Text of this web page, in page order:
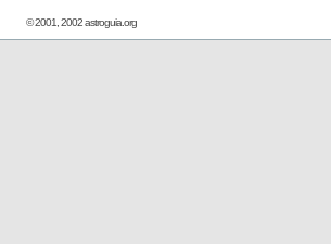
© 2001, 2002 astroguia.org